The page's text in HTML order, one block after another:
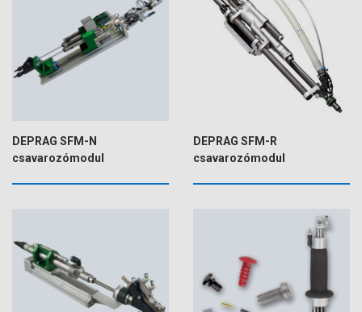
DEPRAG SFM-N
csavarozómodul
DEPRAG SFM-R
csavarozómodul